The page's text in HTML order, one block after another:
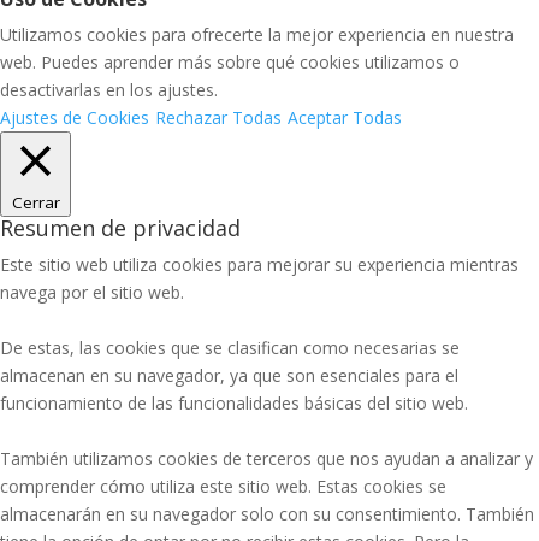
Utilizamos cookies para ofrecerte la mejor experiencia en nuestra
web. Puedes aprender más sobre qué cookies utilizamos o
desactivarlas en los ajustes.
Ajustes de Cookies Rechazar Todas Aceptar Todas
Cerrar
Resumen de privacidad
Este sitio web utiliza cookies para mejorar su experiencia mientras
navega por el sitio web.
De estas, las cookies que se clasifican como necesarias se
almacenan en su navegador, ya que son esenciales para el
funcionamiento de las funcionalidades básicas del sitio web.
También utilizamos cookies de terceros que nos ayudan a analizar y
comprender cómo utiliza este sitio web. Estas cookies se
almacenarán en su navegador solo con su consentimiento. También